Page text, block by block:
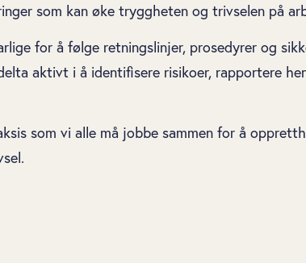
som kan øke tryggheten og trivselen på
for å følge retningslinjer, prosedyrer og
aktivt i å identifisere risikoer, rapportere
som vi alle må jobbe sammen for å